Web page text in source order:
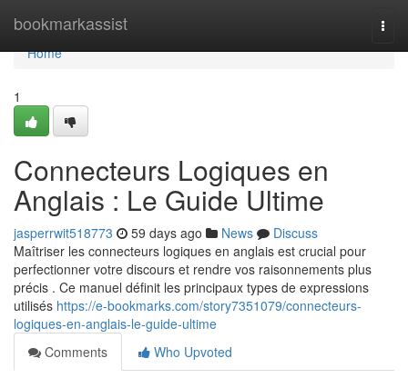
bookmarkassist
Home
Home
1
Connecteurs Logiques en
Anglais : Le Guide Ultime
jasperrwit518773 59 days ago News
Discuss
Maîtriser les connecteurs logiques en anglais est crucial pour
perfectionner votre discours et rendre vos raisonnements plus
précis . Ce manuel définit les principaux types de expressions
utilisés https://e-bookmarks.com/story7351079/connecteurs-
logiques-en-anglais-le-guide-ultime
Comments
Who Upvoted